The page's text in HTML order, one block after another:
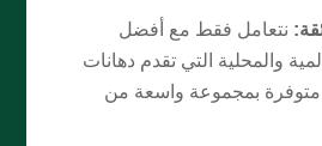
نتعامل فقط مع أفضل
والمحلية التي تقدم دهانات
متوفرة بمجموعة واسعة من